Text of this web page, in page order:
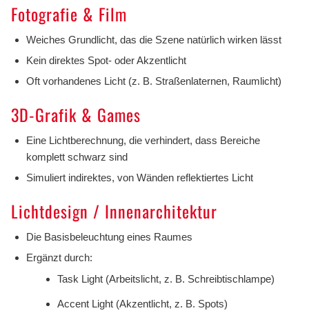
Fotografie & Film
Weiches Grundlicht, das die Szene natürlich wirken lässt
Kein direktes Spot- oder Akzentlicht
Oft vorhandenes Licht (z. B. Straßenlaternen, Raumlicht)
3D-Grafik & Games
Eine Lichtberechnung, die verhindert, dass Bereiche
komplett schwarz sind
Simuliert indirektes, von Wänden reflektiertes Licht
Lichtdesign / Innenarchitektur
Die Basisbeleuchtung eines Raumes
Ergänzt durch:
Task Light (Arbeitslicht, z. B. Schreibtischlampe)
Accent Light (Akzentlicht, z. B. Spots)